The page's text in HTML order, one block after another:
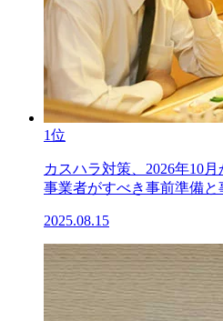
1位
カスハラ対策、2026年10
事業者がすべき事前準備と
2025.08.15